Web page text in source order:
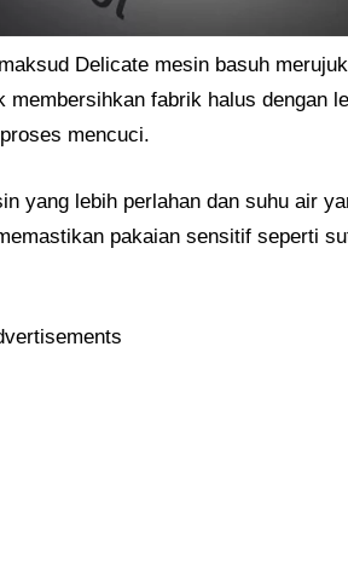
Delicate mesin basuh
fabrik halus dengan
mencuci.
yang lebih perlahan dan suhu air
pakaian sensitif seperti